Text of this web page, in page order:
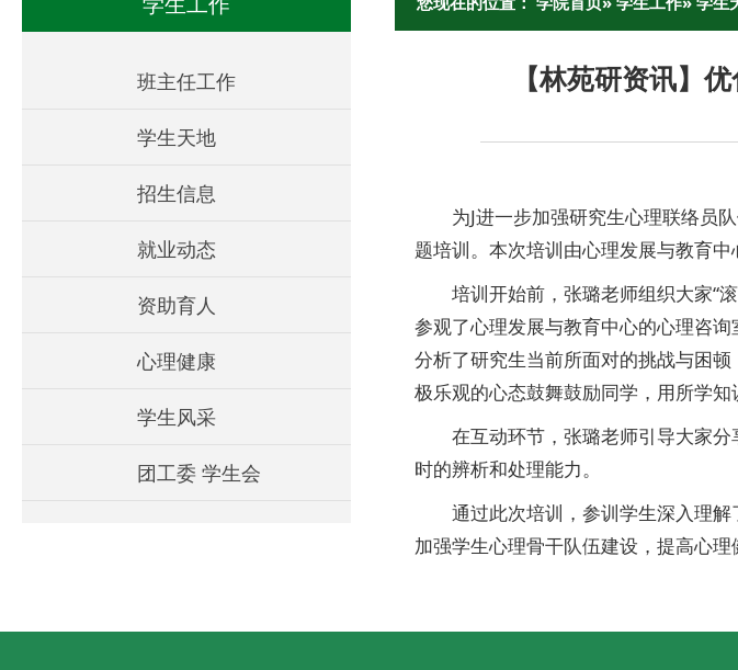
班主任工作
学生天地
招生信息
就业动态
资助育人
心理健康
学生风采
团工委 学生会
【林苑研资讯】
为J进一步加强研究生心理联络员
题培训。本次培训由心理发展与教育
培训开始前，张璐老师组织大家“
参观了心理发展与教育中心的心理咨
分析了研究生当前所面对的挑战与困
极乐观的心态鼓舞鼓励同学，用所学知
在互动环节，张璐老师引导大家
时的辨析和处理能力。
通过此次培训，参训学生深入理
加强学生心理骨干队伍建设，提高心